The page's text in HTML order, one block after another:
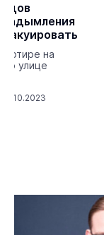
на
улице